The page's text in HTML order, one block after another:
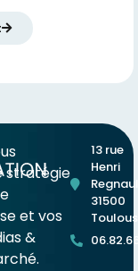
stratégie
et vos
&
13 rue
Henri
31500